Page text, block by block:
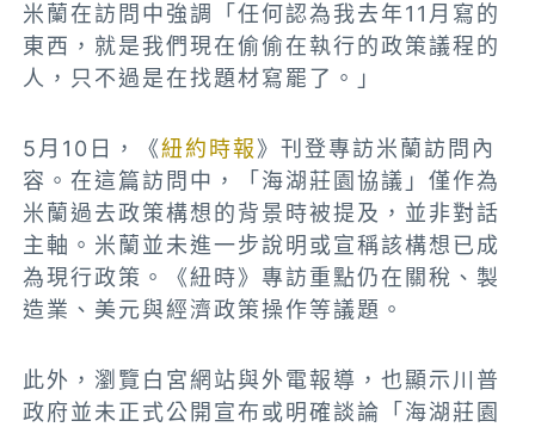
米蘭在訪問中強調「任何認為我去年11月寫的
東西，就是我們現在偷偷在執行的政策議程的
人，只不過是在找題材寫罷了。」
5月10日，《紐約時報》刊登專訪米蘭訪問內
容。在這篇訪問中，「海湖莊園協議」僅作為
米蘭過去政策構想的背景時被提及，並非對話
主軸。米蘭並未進一步說明或宣稱該構想已成
為現行政策。《紐時》專訪重點仍在關稅、製
造業、美元與經濟政策操作等議題。
此外，瀏覽白宮網站與外電報導，也顯示川普
政府並未正式公開宣布或明確談論「海湖莊園